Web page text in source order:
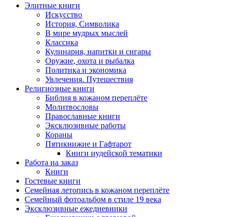
Элитные книги
Искусство
История, Символика
В мире мудрых мыслей
Классика
Кулинария, напитки и сигары
Оружие, охота и рыбалка
Политика и экономика
Увлечения. Путешествия
Религиозные книги
Библия в кожаном переплёте
Молитвословы
Православные книги
Эксклюзивные работы
Кораны
Пятикнижие и Гафтарот
Книги иудейской тематики
Работа на заказ
Книги
Гостевые книги
Семейная летопись в кожаном переплёте
Семейный фотоальбом в стиле 19 века
Эксклюзивные ежедневники